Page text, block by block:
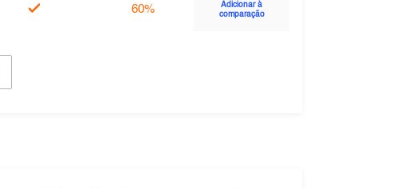
60%
Adicionar à
comparação